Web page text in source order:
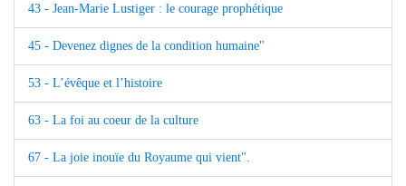
43 - Jean-Marie Lustiger : le courage prophétique
45 - Devenez dignes de la condition humaine"
53 - L’évêque et l’histoire
63 - La foi au coeur de la culture
67 - La joie inouïe du Royaume qui vient".